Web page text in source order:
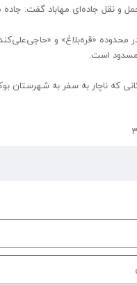
مهاباد گفت: جاده مهاباد - بوکان و راه دسترسی 11
محدوده «قره‌بلاغ» و
مسدود است.
که ناچار به سفر به شهرستان